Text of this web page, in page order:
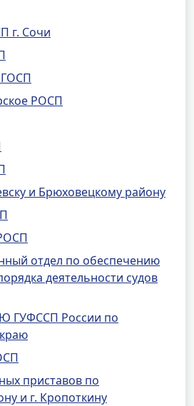
г. Сочи
ГОСП
РОСП
и Брюховецкому району
отдел по обеспечению
деятельности судов
ГУФССП России по
приставов по
и г. Кропоткину